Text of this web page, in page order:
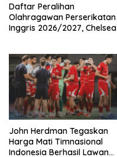
Daftar Peralihan
Olahragawan Perserikatan
Inggris 2026/2027, Chelsea
John Herdman Tegaskan
Harga Mati Timnasional
Indonesia Berhasil Lawan